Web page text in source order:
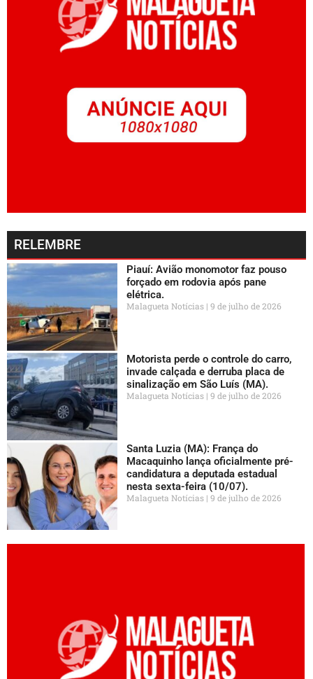
RELEMBRE
Piauí: Avião monomotor faz pouso
forçado em rodovia após pane
elétrica.
Malagueta Notícias 9 de julho de 2026
Motorista perde o controle do carro,
invade calçada e derruba placa de
sinalização em São Luís (MA).
Malagueta Notícias 9 de julho de 2026
Santa Luzia (MA): França do
Macaquinho lança oficialmente pré-
candidatura a deputada estadual
nesta sexta-feira (10/07).
Malagueta Notícias 9 de julho de 2026